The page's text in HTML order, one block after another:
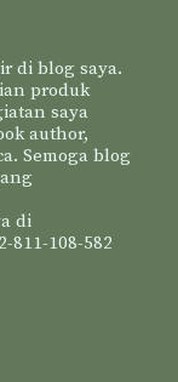
di blog saya.
produk
saya
author,
Semoga blog
di
811-108-582